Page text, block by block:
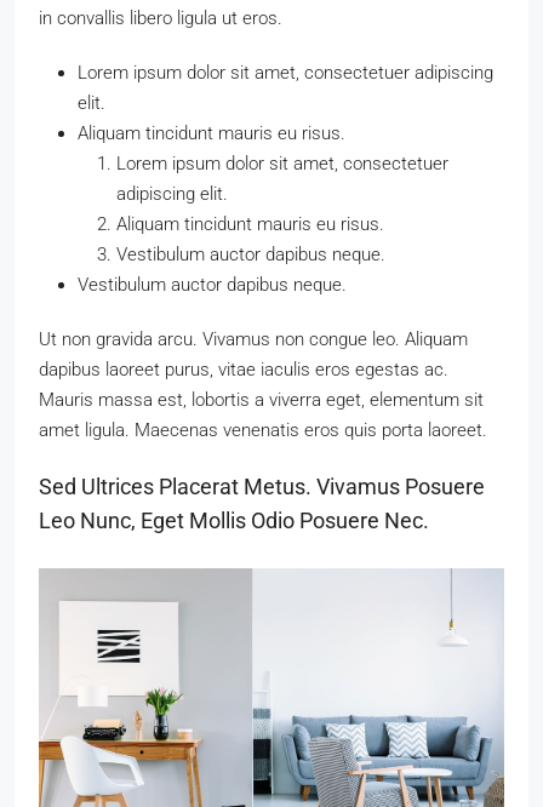
in convallis libero ligula ut eros.
Lorem ipsum dolor sit amet, consectetuer adipiscing
elit.
Aliquam tincidunt mauris eu risus.
Lorem ipsum dolor sit amet, consectetuer
adipiscing elit.
Aliquam tincidunt mauris eu risus.
Vestibulum auctor dapibus neque.
Vestibulum auctor dapibus neque.
Ut non gravida arcu. Vivamus non congue leo. Aliquam
dapibus laoreet purus, vitae iaculis eros egestas ac.
Mauris massa est, lobortis a viverra eget, elementum sit
amet ligula. Maecenas venenatis eros quis porta laoreet.
Sed Ultrices Placerat Metus. Vivamus Posuere
Leo Nunc, Eget Mollis Odio Posuere Nec.